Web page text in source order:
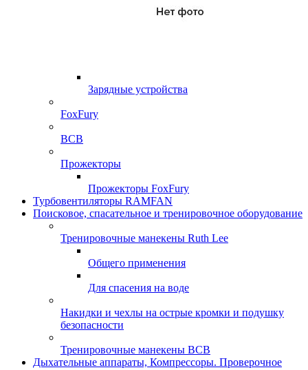
Зарядные устройства
FoxFury
ВСВ
Прожекторы
Прожекторы FoxFury
Турбовентиляторы RAMFAN
Поисковое, спасательное и тренировочное оборудование
Тренировочные манекены Ruth Lee
Общего применения
Для спасения на воде
Накидки и чехлы на острые кромки и подушку
безопасности
Тренировочные манекены ВСВ
Дыхательные аппараты, Компрессоры. Проверочное